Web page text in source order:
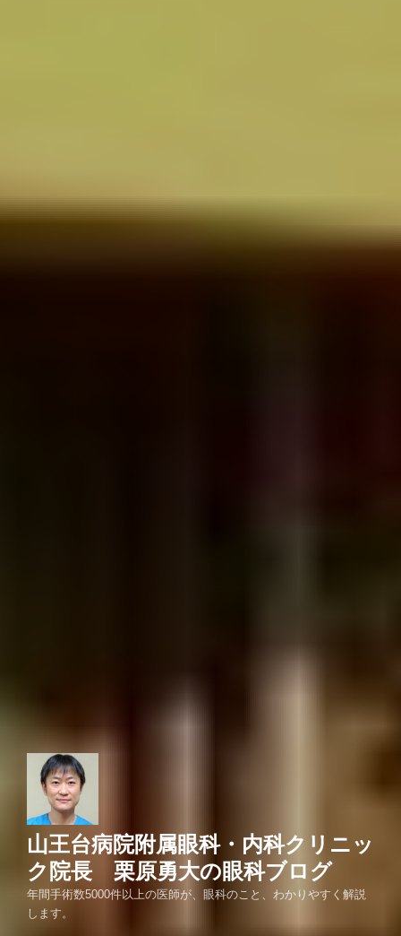
山王台病院附属眼科・内科クリニッ
ク院長 栗原勇大の眼科ブログ
年間手術数5000件以上の医師が、眼科のこと、わかりやすく解説
します。